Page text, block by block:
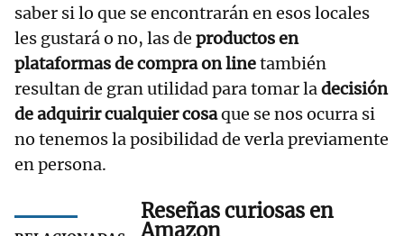
saber si lo que se encontrarán en esos locales
les gustará o no, las de productos en
plataformas de compra on linetambién
resultan de gran utilidad para tomar ladecisión
de adquirir cualquier cosaque se nos ocurra si
no tenemos la posibilidad de verla previamente
en persona.
Reseñas curiosas en